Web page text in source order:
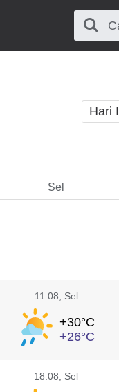
Hari
Sel
11.08 , Sel
+30°C
+26°C
18.08 , Sel